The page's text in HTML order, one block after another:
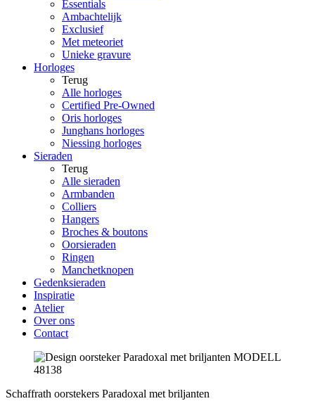
Essentials
Ambachtelijk
Exclusief
Met meteoriet
Unieke gravure
Horloges
Terug
Alle horloges
Certified Pre-Owned
Oris horloges
Junghans horloges
Niessing horloges
Sieraden
Terug
Alle sieraden
Armbanden
Colliers
Hangers
Broches & boutons
Oorsieraden
Ringen
Manchetknopen
Gedenksieraden
Inspiratie
Atelier
Over ons
Contact
Schaffrath oorstekers Paradoxal met briljanten